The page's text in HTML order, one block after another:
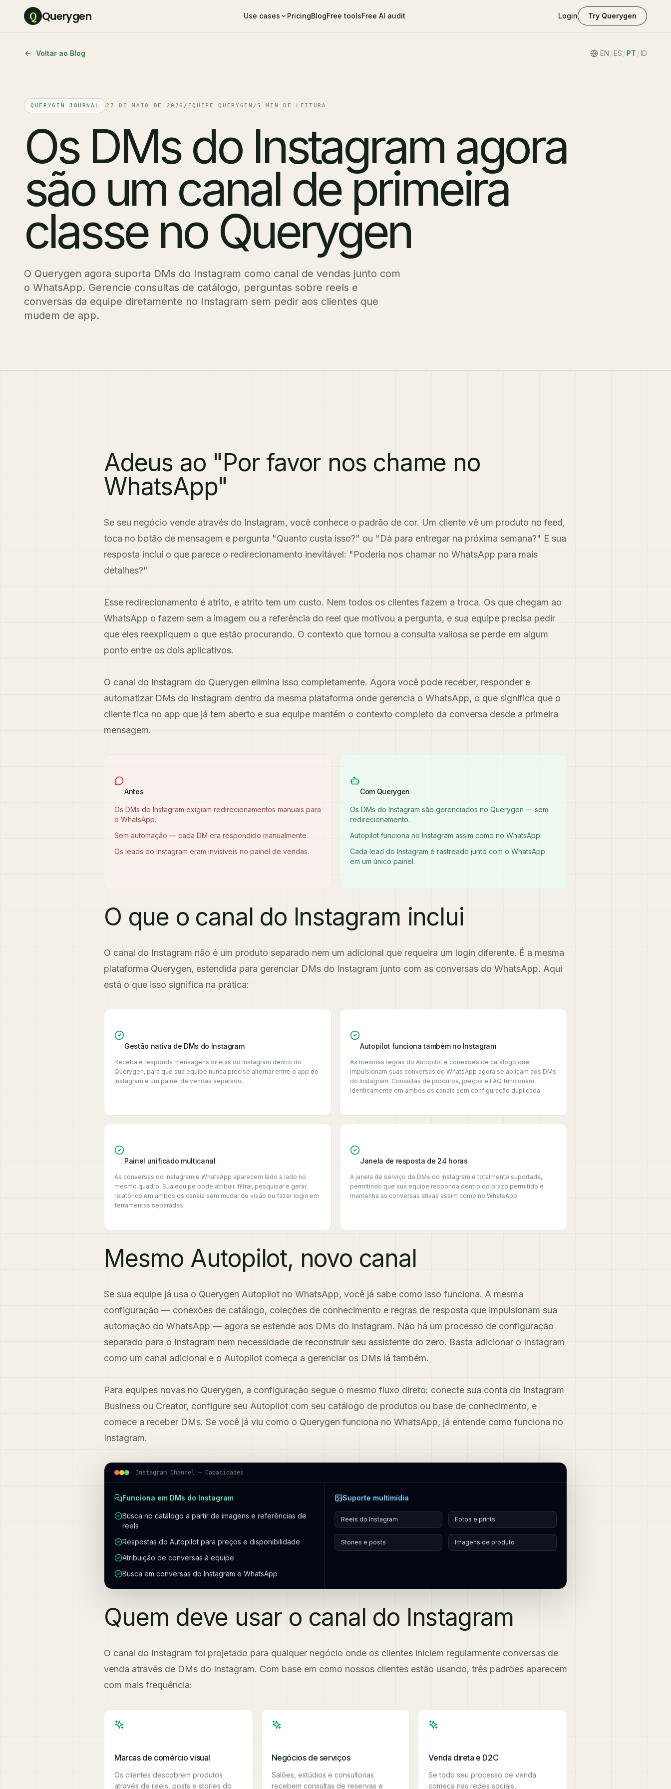
Q Querygen Use cases PricingBlogFree toolsFree AI audit Login Try Querygen
Voltar ao Blog EN /ES / PT /ID
QUERYGEN JOURNAL 27 DE MAIO DE 2026 / EQUIPE QUERYGEN /5 MIN DE LEITURA
Os DMs do Instagram agora
são um canal de primeira
classe no Querygen
O Querygen agora suporta DMs do Instagram como canal de vendas junto com
o WhatsApp. Gerencie consultas de catálogo, perguntas sobre reels e
conversas da equipe diretamente no Instagram sem pedir aos clientes que
mudem de app.
Adeus ao "Por favor nos chame no
WhatsApp"
Se seu negócio vende através do Instagram, você conhece o padrão de cor. Um cliente vê um produto no feed,
toca no botão de mensagem e pergunta "Quanto custa isso?" ou "Dá para entregar na próxima semana?" E sua
resposta inclui o que parece o redirecionamento inevitável: "Poderia nos chamar no WhatsApp para mais
detalhes?"
Esse redirecionamento é atrito, e atrito tem um custo. Nem todos os clientes fazem a troca. Os que chegam ao
WhatsApp o fazem sem a imagem ou a referência do reel que motivou a pergunta, e sua equipe precisa pedir
que eles reexpliquem o que estão procurando. O contexto que tornou a consulta valiosa se perde em algum
ponto entre os dois aplicativos.
O canal do Instagram do Querygen elimina isso completamente. Agora você pode receber, responder e
automatizar DMs do Instagram dentro da mesma plataforma onde gerencia o WhatsApp, o que significa que o
cliente fica no app que já tem aberto e sua equipe mantém o contexto completo da conversa desde a primeira
mensagem.
Antes
Os DMs do Instagram exigiam redirecionamentos manuais para
o WhatsApp.
Sem automação — cada DM era respondido manualmente.
Os leads do Instagram eram invisíveis no painel de vendas.
Com Querygen
Os DMs do Instagram são gerenciados no Querygen — sem
redirecionamento.
Autopilot funciona no Instagram assim como no WhatsApp.
Cada lead do Instagram é rastreado junto com o WhatsApp
em um único painel.
O que o canal do Instagram inclui
O canal do Instagram não é um produto separado nem um adicional que requeira um login diferente. É a mesma
plataforma Querygen, estendida para gerenciar DMs do Instagram junto com as conversas do WhatsApp. Aqui
está o que isso significa na prática:
Gestão nativa de DMs do Instagram
Receba e responda mensagens diretas do Instagram dentro do
Querygen, para que sua equipe nunca precise alternar entre o app do
Instagram e um painel de vendas separado.
Autopilot funciona também no Instagram
As mesmas regras do Autopilot e conexões de catálogo que
impulsionam suas conversas do WhatsApp agora se aplicam aos DMs
do Instagram. Consultas de produtos, preços e FAQ funcionam
identicamente em ambos os canais sem configuração duplicada.
Painel unificado multicanal
As conversas do Instagram e WhatsApp aparecem lado a lado no
mesmo quadro. Sua equipe pode atribuir, filtrar, pesquisar e gerar
relatórios em ambos os canais sem mudar de visão ou fazer login em
ferramentas separadas.
Janela de resposta de 24 horas
A janela de serviço de DMs do Instagram é totalmente suportada,
permitindo que sua equipe responda dentro do prazo permitido e
mantenha as conversas ativas assim como no WhatsApp.
Mesmo Autopilot, novo canal
Se sua equipe já usa o Querygen Autopilot no WhatsApp, você já sabe como isso funciona. A mesma
configuração — conexões de catálogo, coleções de conhecimento e regras de resposta que impulsionam sua
automação do WhatsApp — agora se estende aos DMs do Instagram. Não há um processo de configuração
separado para o Instagram nem necessidade de reconstruir seu assistente do zero. Basta adicionar o Instagram
como um canal adicional e o Autopilot começa a gerenciar os DMs lá também.
Para equipes novas no Querygen, a configuração segue o mesmo fluxo direto: conecte sua conta do Instagram
Business ou Creator, configure seu Autopilot com seu catálogo de produtos ou base de conhecimento, e
comece a receber DMs. Se você já viu como o Querygen funciona no WhatsApp, já entende como funciona no
Instagram.
Instagram Channel — Capacidades
Funciona em DMs do Instagram
Busca no catálogo a partir de imagens e referências de
reels
Respostas do Autopilot para preços e disponibilidade
Atribuição de conversas à equipe
Busca em conversas do Instagram e WhatsApp
Suporte multimídia
Reels do Instagram Fotos e prints
Stories e posts Imagens de produto
Quem deve usar o canal do Instagram
O canal do Instagram foi projetado para qualquer negócio onde os clientes iniciem regularmente conversas de
venda através de DMs do Instagram. Com base em como nossos clientes estão usando, três padrões aparecem
com mais frequência:
Marcas de comércio visual
Os clientes descobrem produtos
através de reels, posts e stories do
Negócios de serviços
Salões, estúdios e consultorias
recebem consultas de reservas e
Venda direta e D2C
Se todo seu processo de venda
começa nas redes sociais,